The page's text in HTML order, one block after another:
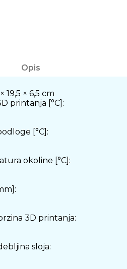
Opis
19,5 × 6,5 cm
printanja [°C]:
[°C]:
okoline [°C]:
3D printanja:
sloja: